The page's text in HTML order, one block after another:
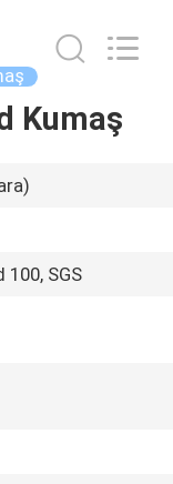
Kumaş
SGS